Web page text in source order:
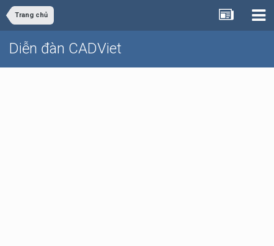
Trang chủ
Diễn đàn CADViet